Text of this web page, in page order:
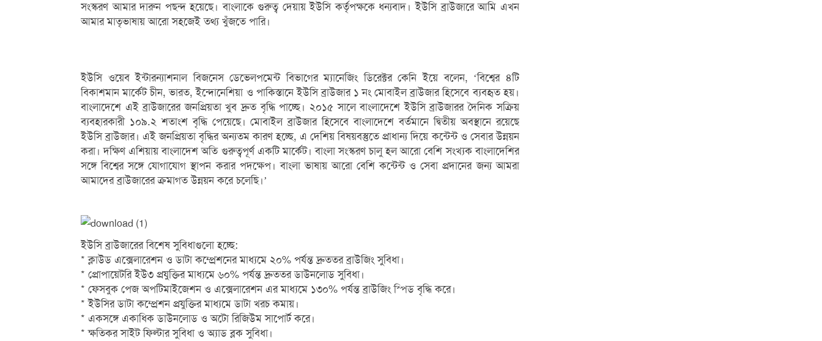
সংস্করণ আমার দারুন পছন্দ হয়েছে। বাংলাকে গুরুত্ব দেয়ায় ইউসি কর্তৃপক্ষকে ধন্যবাদ। ইউসি ব্রাউজারে আমি এখন
আমার মাতৃভাষায় আরো সহজেই তথ্য খুঁজতে পারি।
ইউসি ওয়েব ইন্টারন্যাশনাল বিজনেস ডেভেলপমেন্ট বিভাগের ম্যানেজিং ডিরেক্টর কেনি ইয়ে বলেন, ‘বিশ্বের ৪টি
বিকাশমান মার্কেট চীন, ভারত, ইন্দোনেশিয়া ও পাকিস্তানে ইউসি ব্রাউজার ১ নং মোবাইল ব্রাউজার হিসেবে ব্যবহৃত হয়।
বাংলাদেশে এই ব্রাউজারের জনপ্রিয়তা খুব দ্রুত বৃদ্ধি পাচ্ছে। ২০১৫ সালে বাংলাদেশে ইউসি ব্রাউজারর দৈনিক সক্রিয়
ব্যবহারকারী ১০৯.২ শতাংশ বৃদ্ধি পেয়েছে। মোবাইল ব্রাউজার হিসেবে বাংলাদেশে বর্তমানে দ্বিতীয় অবস্থানে রয়েছে
ইউসি ব্রাউজার। এই জনপ্রিয়তা বৃদ্ধির অন্যতম কারণ হচ্ছে, এ দেশিয় বিষয়বস্তুতে প্রাধান্য দিয়ে কন্টেন্ট ও সেবার উন্নয়ন
করা। দক্ষিণ এশিয়ায় বাংলাদেশ অতি গুরুত্বপূর্ণ একটি মার্কেট। বাংলা সংস্করণ চালু হল আরো বেশি সংখ্যক বাংলাদেশির
সঙ্গে বিশ্বের সঙ্গে যোগাযোগ স্থাপন করার পদক্ষেপ। বাংলা ভাষায় আরো বেশি কন্টেন্ট ও সেবা প্রদানের জন্য আমরা
আমাদের ব্রাউজারের ক্রমাগত উন্নয়ন করে চলেছি।’
ইউসি ব্রাউজারের বিশেষ সুবিধাগুলো হচ্ছে:
* ক্লাউড এক্সেলারেশন ও ডাটা কম্প্রেশনের মাধ্যমে ২০% পর্যন্ত দ্রুততর ব্রাউজিং সুবিধা।
* প্রোপায়েটরি ইউ৩ প্রযুক্তির মাধ্যমে ৬০% পর্যন্ত দ্রুততর ডাউনলোড সুবিধা।
* ফেসবুক পেজ অপটিমাইজেশন ও এক্সেলারেশন এর মাধ্যমে ১৩০% পর্যন্ত ব্রাউজিং স্পিড বৃদ্ধি করে।
* ইউসির ডাটা কম্প্রেশন প্রযুক্তির মাধ্যমে ডাটা খরচ কমায়।
* একসঙ্গে একাধিক ডাউনলোড ও অটো রিজিউম সাপোর্ট করে।
* ক্ষতিকর সাইট ফিল্টার সুবিধা ও অ্যাড ব্লক সুবিধা।